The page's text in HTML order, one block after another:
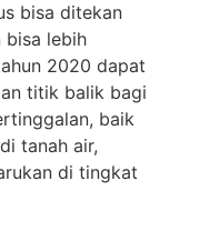
bisa ditekan
bisa lebih
2020 dapat
titik balik bagi
baik
tanah air,
di tingkat